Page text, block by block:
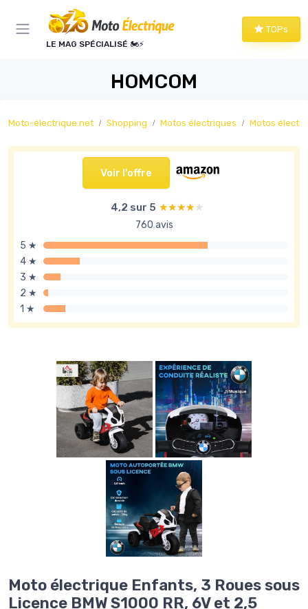
LE MAG SPÉCIALISÉ 🏍️⚡
TOPs
HOMCOM
Moto-électrique.net Shopping Motos électriques Motos
Voir l'offre
4,2 sur 5 ★★★★★
★★★★★
760 avis
5 ★
4 ★
3 ★
2 ★
1 ★
Moto électrique Enfants, 3 Roues sous
Licence BMW S1000 RR, 6V et 2,5
Panneau de gestion des cookies